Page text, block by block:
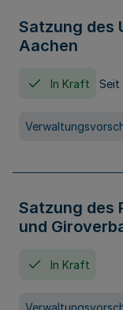
Satzung des
Aachen
In Kraft Seit
Satzung des
und
In Kraft